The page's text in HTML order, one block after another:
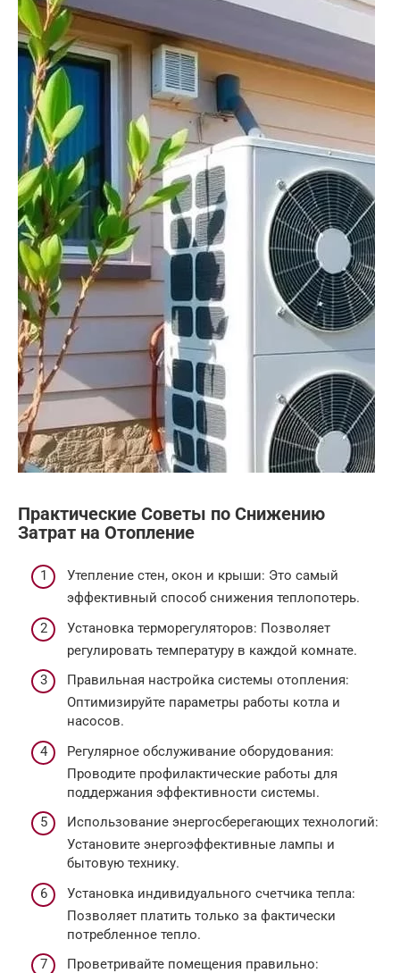
Практические Советы по Снижению
Затрат на Отопление
Утепление стен, окон и крыши: Это самый
эффективный способ снижения теплопотерь.
Установка терморегуляторов: Позволяет
регулировать температуру в каждой комнате.
Правильная настройка системы отопления:
Оптимизируйте параметры работы котла и
насосов.
Регулярное обслуживание оборудования:
Проводите профилактические работы для
поддержания эффективности системы.
Использование энергосберегающих технологий:
Установите энергоэффективные лампы и
бытовую технику.
Установка индивидуального счетчика тепла:
Позволяет платить только за фактически
потребленное тепло.
Проветривайте помещения правильно: